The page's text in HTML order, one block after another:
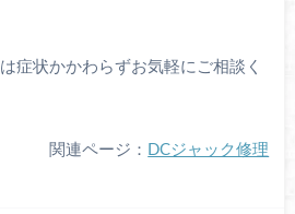
は症状かかわらずお気軽にご相談く
関連ページ： DCジャック修理